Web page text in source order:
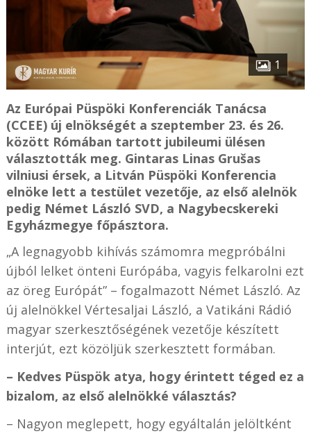
1
Az Európai Püspöki Konferenciák Tanácsa
(CCEE) új elnökségét a szeptember 23. és 26.
között Rómában tartott jubileumi ülésen
választották meg. Gintaras Linas Grušas
vilniusi érsek, a Litván Püspöki Konferencia
elnöke lett a testület vezetője, az első alelnök
pedig Német László SVD, a Nagybecskereki
Egyházmegye főpásztora.
„A legnagyobb kihívás számomra megpróbálni
újból lelket önteni Európába, vagyis felkarolni ezt
az öreg Európát” – fogalmazott Német László. Az
új alelnökkel Vértesaljai László, a Vatikáni Rádió
magyar szerkesztőségének vezetője készített
interjút, ezt közöljük szerkesztett formában.
– Kedves Püspök atya, hogy érintett téged ez a
bizalom, az első alelnökké választás?
– Nagyon meglepett, hogy egyáltalán jelöltként